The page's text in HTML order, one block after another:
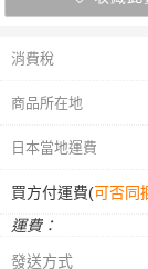
消費稅
商品所在地
日本當地運費
買方付運費(可否同
運費：
發送方式